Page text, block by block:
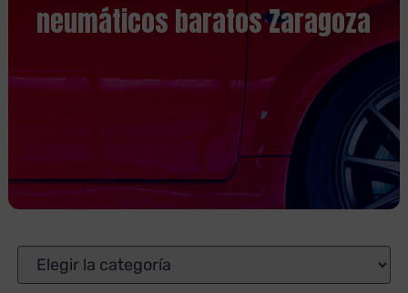
neumáticos baratos Zaragoza